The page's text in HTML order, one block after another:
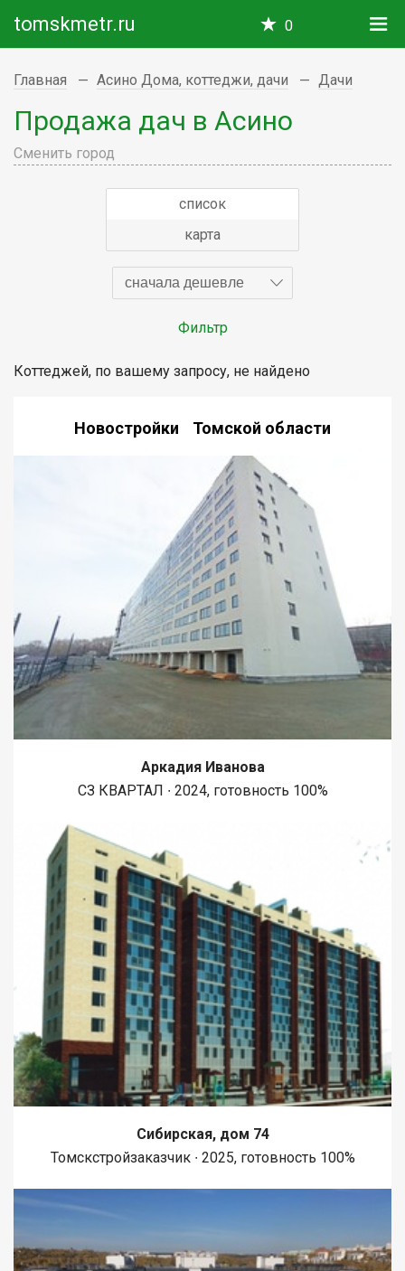
tomskmetr.ru 0
Главная Асино Дома, коттеджи, дачи Дачи
Продажа дач в Асино
Сменить город
список
карта
сначала дешевле
Фильтр
Коттеджей, по вашему запросу, не найдено
Новостройки Томской области
Аркадия Иванова
СЗ КВАРТАЛ ∙ 2024, готовность 100%
Сибирская, дом 74
Томскстройзаказчик ∙ 2025, готовность 100%